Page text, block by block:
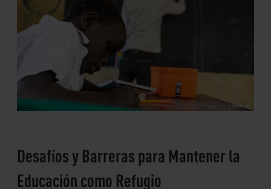
Desafíos y Barreras para Mantener la
Educación como Refugio